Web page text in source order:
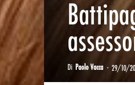
Di Paolo Vacca - 29/10/